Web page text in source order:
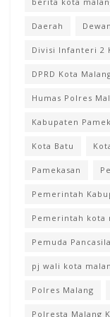
Daerah
Divisi Infanteri 2
DPRD Kota
Humas Polres
Kabupaten
Kota Batu
Pamekasan
Pemerintah
Pemerintah kota
Pemuda Pancasila
pj wali kota
Polres Malang
Polresta Malang